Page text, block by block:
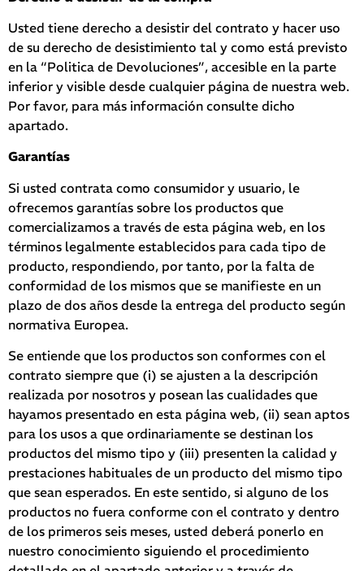
Usted tiene derecho a desistir del contrato y hacer uso
de su derecho de desistimiento tal y como está previsto
en la “Politica de Devoluciones”, accesible en la parte
inferior y visible desde cualquier página de nuestra web.
Por favor, para más información consulte dicho
apartado.
Garantías
Si usted contrata como consumidor y usuario, le
ofrecemos garantías sobre los productos que
comercializamos a través de esta página web, en los
términos legalmente establecidos para cada tipo de
producto, respondiendo, por tanto, por la falta de
conformidad de los mismos que se manifieste en un
plazo de dos años desde la entrega del producto según
normativa Europea.
Se entiende que los productos son conformes con el
contrato siempre que (i) se ajusten a la descripción
realizada por nosotros y posean las cualidades que
hayamos presentado en esta página web, (ii) sean aptos
para los usos a que ordinariamente se destinan los
productos del mismo tipo y (iii) presenten la calidad y
prestaciones habituales de un producto del mismo tipo
que sean esperados. En este sentido, si alguno de los
productos no fuera conforme con el contrato y dentro
de los primeros seis meses, usted deberá ponerlo en
nuestro conocimiento siguiendo el procedimiento